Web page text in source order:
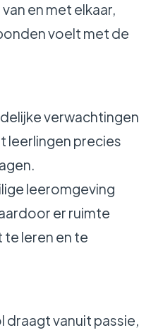
en met elkaar,
voelt met de
verwachtingen
leerlingen precies
leeromgeving
er ruimte
leren en te
draagt vanuit passie,